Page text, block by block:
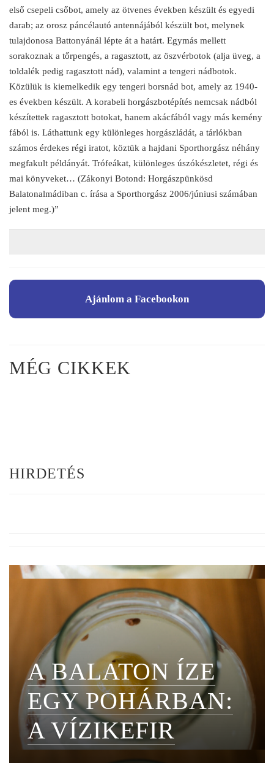
első csepeli csőbot, amely az ötvenes években készült és egyedi
darab; az orosz páncélautó antennájából készült bot, melynek
tulajdonosa Battonyánál lépte át a határt. Egymás mellett
sorakoznak a tőrpengés, a ragasztott, az öszvérbotok (alja üveg, a
toldalék pedig ragasztott nád), valamint a tengeri nádbotok.
Közülük is kiemelkedik egy tengeri borsnád bot, amely az 1940-
es években készült. A korabeli horgászbotépítés nemcsak nádból
készítettek ragasztott botokat, hanem akácfából vagy más kemény
fából is. Láthattunk egy különleges horgászládát, a tárlókban
számos érdekes régi iratot, köztük a hajdani Sporthorgász néhány
megfakult példányát. Trófeákat, különleges úszókészletet, régi és
mai könyveket… (Zákonyi Botond: Horgászpünkösd
Balatonalmádiban c. írása a Sporthorgász 2006/júniusi számában
jelent meg.)”
Ajánlom a Facebookon
MÉG CIKKEK
HIRDETÉS
A BALATON ÍZE
EGY POHÁRBAN:
A VÍZIKEFIR